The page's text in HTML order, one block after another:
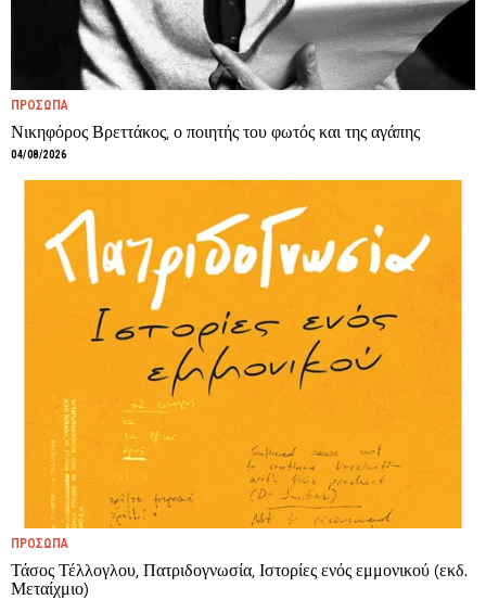
ΠΡΟΣΩΠΑ
Νικηφόρος Βρεττάκος, ο ποιητής του φωτός και της αγάπης
04/08/2026
ΠΡΟΣΩΠΑ
Τάσος Τέλλογλου, Πατριδογνωσία, Ιστορίες ενός εμμονικού (εκδ.
Μεταίχμιο)